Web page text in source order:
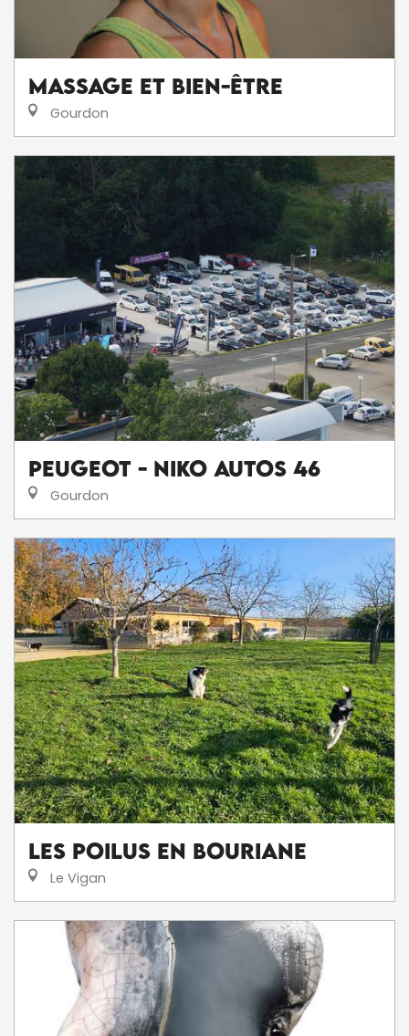
Massage et Bien-être
Gourdon
Peugeot - Niko Autos 46
Gourdon
Les Poilus en Bouriane
Le Vigan